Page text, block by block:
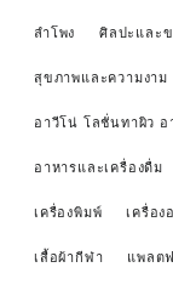
ลำโพง ศิลปะและ
สุขภาพและความงาม
อาวีโน่ โลชั่นทาผิว อ
อาหารและเครื่องดื่ม
เครื่องพิมพ์ เครื่อง
เสื้อผ้ากีฬา แพลต